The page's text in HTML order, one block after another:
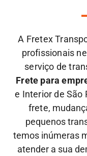
A Fretex
profissionais
serviço de
Frete para
e Interior de São
frete,
pequenos
temos inúmeras
atender a sua